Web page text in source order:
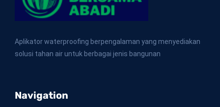
Aplikator waterproofing berpengalaman yang menyediakan
solusi tahan air untuk berbagai jenis bangunan
Navigation